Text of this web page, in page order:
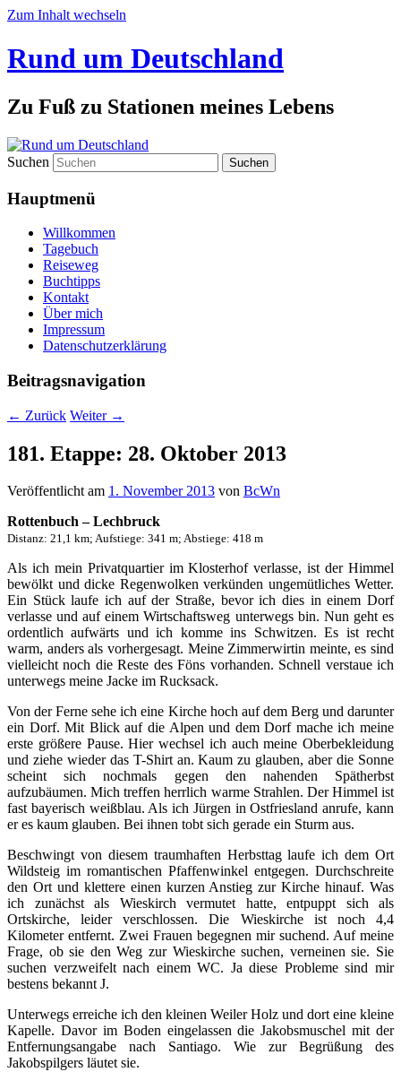
Zum Inhalt wechseln
Rund um Deutschland
Zu Fuß zu Stationen meines Lebens
Suchen
Hauptmenü
Willkommen
Tagebuch
Reiseweg
Buchtipps
Kontakt
Über mich
Impressum
Datenschutzerklärung
Beitragsnavigation
← Zurück Weiter →
181. Etappe: 28. Oktober 2013
Veröffentlicht am 1. November 2013 von BcWn
Rottenbuch – Lechbruck
Distanz: 21,1 km; Aufstiege: 341 m; Abstiege: 418 m
Als ich mein Privatquartier im Klosterhof verlasse, ist der Himmel
bewölkt und dicke Regenwolken verkünden ungemütliches Wetter.
Ein Stück laufe ich auf der Straße, bevor ich dies in einem Dorf
verlasse und auf einem Wirtschaftsweg unterwegs bin. Nun geht es
ordentlich aufwärts und ich komme ins Schwitzen. Es ist recht
warm, anders als vorhergesagt. Meine Zimmerwirtin meinte, es sind
vielleicht noch die Reste des Föns vorhanden. Schnell verstaue ich
unterwegs meine Jacke im Rucksack.
Von der Ferne sehe ich eine Kirche hoch auf dem Berg und darunter
ein Dorf. Mit Blick auf die Alpen und dem Dorf mache ich meine
erste größere Pause. Hier wechsel ich auch meine Oberbekleidung
und ziehe wieder das T-Shirt an. Kaum zu glauben, aber die Sonne
scheint sich nochmals gegen den nahenden Spätherbst
aufzubäumen. Mich treffen herrlich warme Strahlen. Der Himmel ist
fast bayerisch weißblau. Als ich Jürgen in Ostfriesland anrufe, kann
er es kaum glauben. Bei ihnen tobt sich gerade ein Sturm aus.
Beschwingt von diesem traumhaften Herbsttag laufe ich dem Ort
Wildsteig im romantischen Pfaffenwinkel entgegen. Durchschreite
den Ort und klettere einen kurzen Anstieg zur Kirche hinauf. Was
ich zunächst als Wieskirch vermutet hatte, entpuppt sich als
Ortskirche, leider verschlossen. Die Wieskirche ist noch 4,4
Kilometer entfernt. Zwei Frauen begegnen mir suchend. Auf meine
Frage, ob sie den Weg zur Wieskirche suchen, verneinen sie. Sie
suchen verzweifelt nach einem WC. Ja diese Probleme sind mir
bestens bekannt J.
Unterwegs erreiche ich den kleinen Weiler Holz und dort eine kleine
Kapelle. Davor im Boden eingelassen die Jakobsmuschel mit der
Entfernungsangabe nach Santiago. Wie zur Begrüßung des
Jakobspilgers läutet sie.